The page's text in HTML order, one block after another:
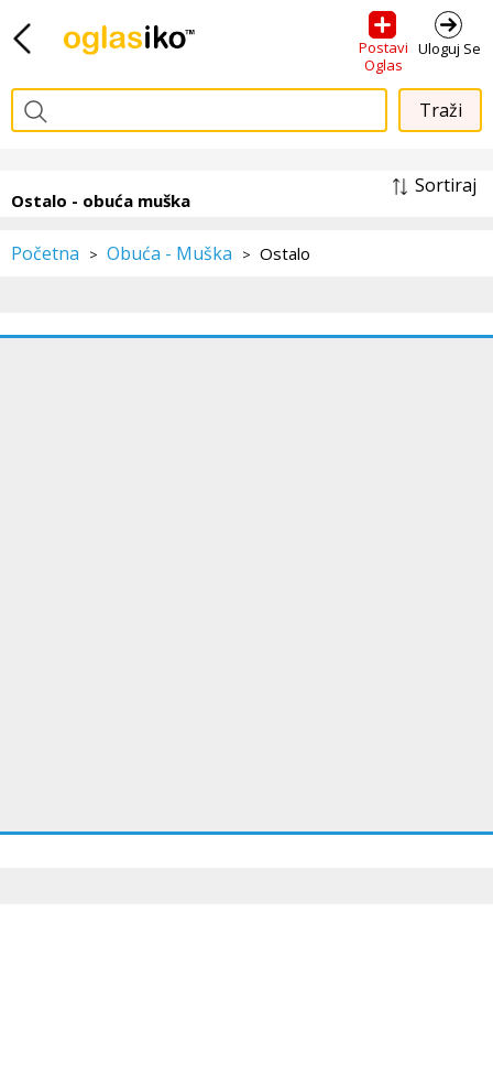
Postavi
Oglas
Uloguj Se
Sortiraj
Ostalo - obuća muška
Početna > Obuća - Muška > Ostalo